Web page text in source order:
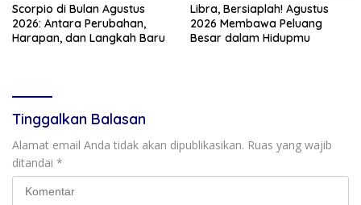
Scorpio di Bulan Agustus
2026: Antara Perubahan,
Harapan, dan Langkah Baru
Libra, Bersiaplah! Agustus
2026 Membawa Peluang
Besar dalam Hidupmu
Tinggalkan Balasan
Alamat email Anda tidak akan dipublikasikan. Ruas yang wajib
ditandai *